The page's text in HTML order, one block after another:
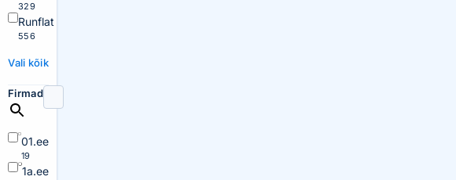
329
Runflat
556
Vali kõik
Firmad
01.ee
19
1a.ee